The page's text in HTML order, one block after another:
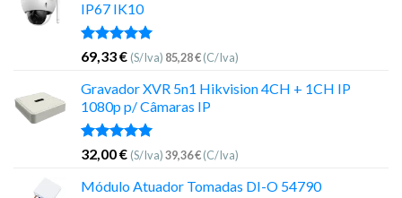
IP67 IK10
Avaliação
5.00
de 5
69,33€ (S/Iva) 85,28€(C/Iva)
Gravador XVR 5n1 Hikvision 4CH + 1CH IP
1080p p/ Câmaras IP
Avaliação
5.00
de 5
32,00€ (S/Iva)39,36€(C/Iva)
Módulo Atuador Tomadas DI-O 54790